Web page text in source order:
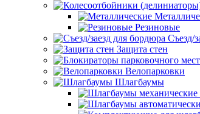
Резиновые
Съезд/
Защита стен
Велопарковки
Шлагбаумы